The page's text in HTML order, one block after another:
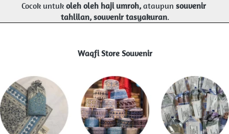
Cocok untuk oleh oleh haji umroh, ataupun souvenir
tahlilan, souvenir tasyakuran.
Waqfi Store Souvenir